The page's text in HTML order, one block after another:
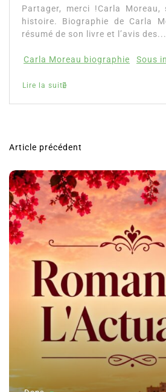
Partager, merci !Carla Moreau,
histoire. Biographie de Carla
résumé de son livre et l’avis des...
Carla Moreau biographie Sous
Lire la suite
N
a
v
i
g
a
t
l
Article précédent